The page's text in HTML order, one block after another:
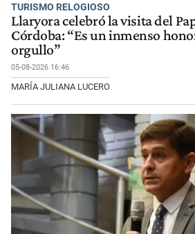
TURISMO RELOGIOSO
Llaryora celebró la visita del
Córdoba: “Es un inmenso
orgullo”
05-08-2026 16:46
MARÍA JULIANA LUCERO